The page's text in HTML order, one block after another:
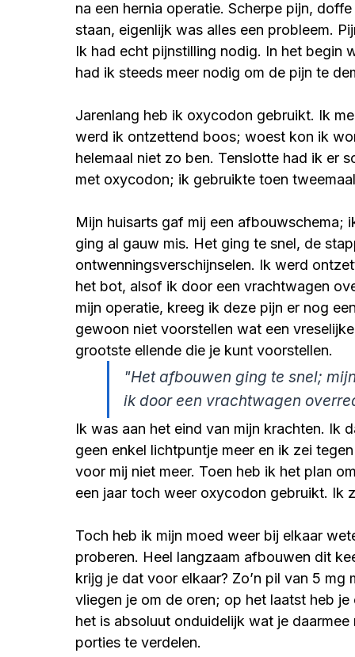
na een hernia operatie. Scherpe pijn,
staan, eigenlijk was alles een probleem.
Ik had echt pijnstilling nodig. In het begin
had ik steeds meer nodig om de pijn te
Jarenlang heb ik oxycodon gebruikt. Ik
werd ik ontzettend boos; woest kon ik
helemaal niet zo ben. Tenslotte had ik er
met oxycodon; ik gebruikte toen
Mijn huisarts gaf mij een afbouwschema;
ging al gauw mis. Het ging te snel, de
ontwenningsverschijnselen. Ik werd
het bot, alsof ik door een vrachtwagen
mijn operatie, kreeg ik deze pijn er nog
gewoon niet voorstellen wat een
grootste ellende die je kunt voorstellen.
"Het afbouwen ging te snel;
ik door een vrachtwagen
Ik was aan het eind van mijn krachten. Ik
geen enkel lichtpuntje meer en ik zei
voor mij niet meer. Toen heb ik het plan
een jaar toch weer oxycodon gebruikt. Ik
Toch heb ik mijn moed weer bij elkaar
proberen. Heel langzaam afbouwen dit
krijg je dat voor elkaar? Zo’n pil van 5
vliegen je om de oren; op het laatst heb
het is absoluut onduidelijk wat je
porties te verdelen.